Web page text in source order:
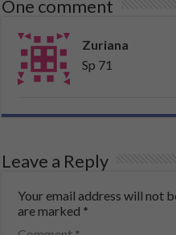
One comment
Zuriana
Sp 71
Leave a Reply
Your email address will not
are marked *